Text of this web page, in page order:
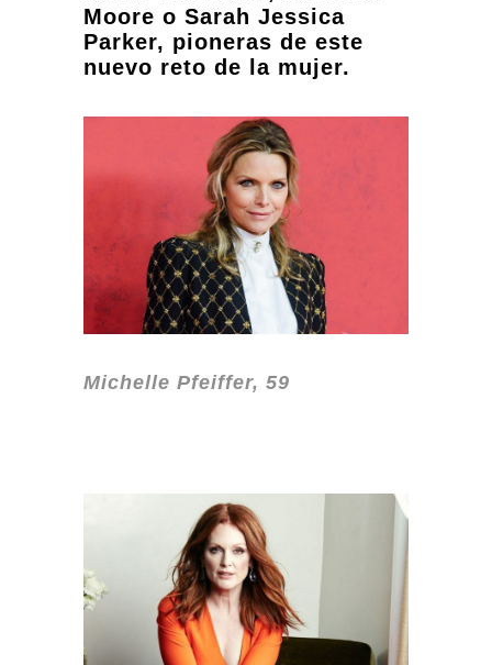
Moore o Sarah Jessica
Parker, pioneras de este
nuevo reto de la mujer.
Michelle Pfeiffer, 59